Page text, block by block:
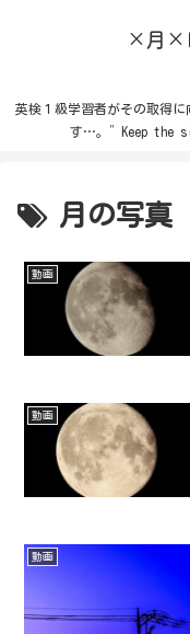
×月×
英検１級学習者がその取得
す…。”Keep the
月の写真
動画
動画
動画